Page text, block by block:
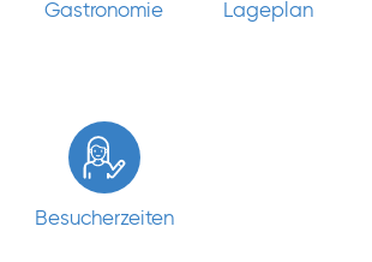
Gastronomie Lageplan
Besucherzeiten